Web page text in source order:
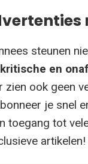
steunen
en
zien ook geen
je snel
toegang tot
artikelen!